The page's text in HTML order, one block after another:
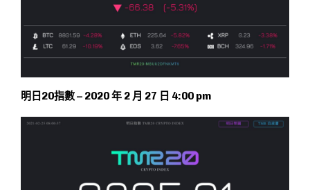
明日20指數 – 2020 年 2 月 27 日 4:00 pm